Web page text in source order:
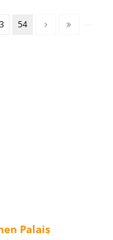
54
Palais